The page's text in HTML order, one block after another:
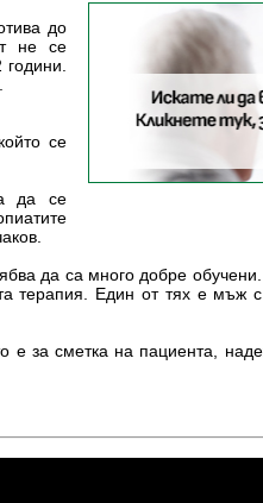
до
не се
се
да се
да са много добре
терапия. Един от тях е мъж
за сметка на пациента,